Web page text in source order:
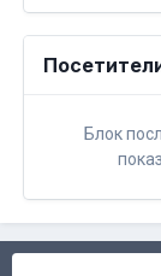
Блок